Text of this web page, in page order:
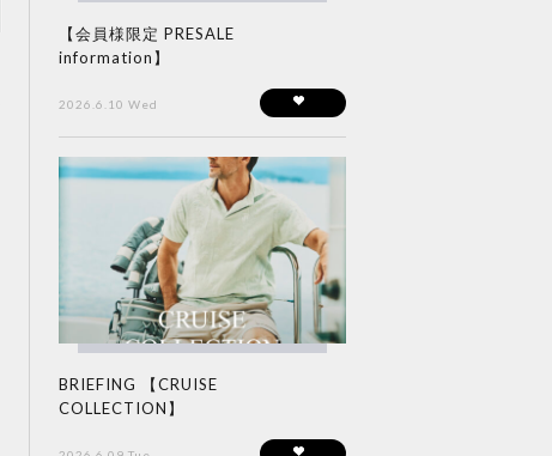
【会員様限定 PRESALE
information】
2026.6.10 Wed
BRIEFING 【CRUISE
COLLECTION】